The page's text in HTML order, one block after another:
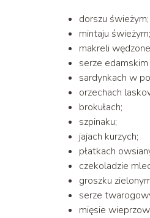
dorszu świeżym;
mintaju świeżym;
makreli
serze
sardynkach w
orzechach
brokułach;
szpinaku;
jajach kurzych;
płatkach
czekoladzie
groszku
serze
mięsie